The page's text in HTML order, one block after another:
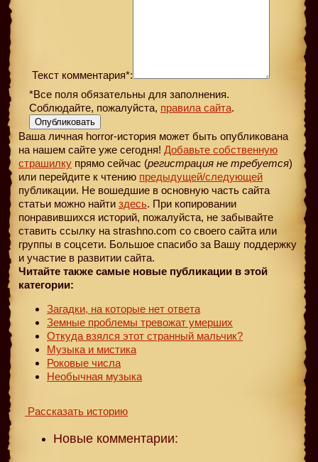
Текст комментария*:
*Все поля обязательны для заполнения.
Соблюдайте, пожалуйста, правила сайта.
Опубликовать
Ваша личная horror-история может быть опубликована
на нашем сайте уже сегодня! Добавьте собственную
страшилку прямо сейчас (регистрация не требуется)
или перейдите к чтению предыдущей/следующей
публикации. Не вошедшие в основную часть сайта
статьи можно найти здесь. При копировании
понравившихся историй, пожалуйста, не забывайте
ставить ссылку на strashno.com со своего сайта или
группы в соцсети. Большое спасибо за Вашу поддержку
и участие в развитии сайта.
Читайте также самые новые публикации в этой
категории:
Загадки, на которые нет ответа
Земные проблемы тревожат умерших
Откуда взялся этот странный мальчик?
Музыка и мистика
Роковые числа
Необычная музыка
Рассказать историю
Новые комментарии: